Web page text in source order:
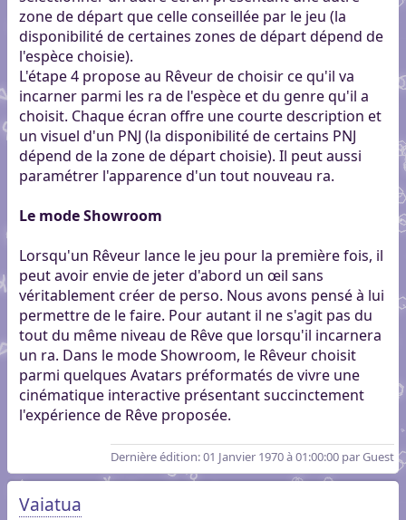
zone de départ que celle conseillée par le jeu (la
disponibilité de certaines zones de départ dépend de
l'espèce choisie).
L'étape 4 propose au Rêveur de choisir ce qu'il va
incarner parmi les ra de l'espèce et du genre qu'il a
choisit. Chaque écran offre une courte description et
un visuel d'un PNJ (la disponibilité de certains PNJ
dépend de la zone de départ choisie). Il peut aussi
paramétrer l'apparence d'un tout nouveau ra.
Le mode Showroom
Lorsqu'un Rêveur lance le jeu pour la première fois, il
peut avoir envie de jeter d'abord un œil sans
véritablement créer de perso. Nous avons pensé à lui
permettre de le faire. Pour autant il ne s'agit pas du
tout du même niveau de Rêve que lorsqu'il incarnera
un ra. Dans le mode Showroom, le Rêveur choisit
parmi quelques Avatars préformatés de vivre une
cinématique interactive présentant succinctement
l'expérience de Rêve proposée.
Dernière édition: 01 Janvier 1970 à 01:00:00 par Guest
Vaiatua